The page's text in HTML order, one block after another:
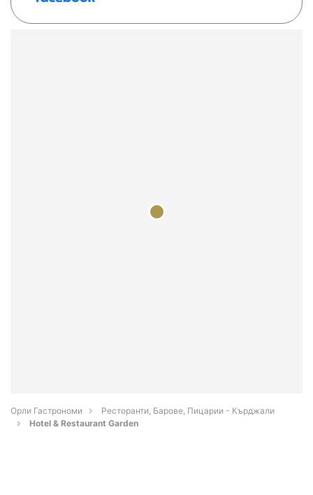
Орли Гастрономи
Ресторанти, Барове, Пицарии - Кърджали
Hotel & Restaurant Garden